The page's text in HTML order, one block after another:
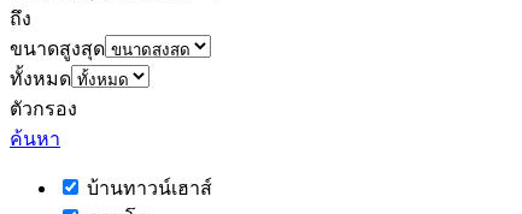
ถึง
ขนาดสูงสุด
ทั้งหมด
ตัวกรอง
ค้นหา
บ้านทาวน์เฮาส์